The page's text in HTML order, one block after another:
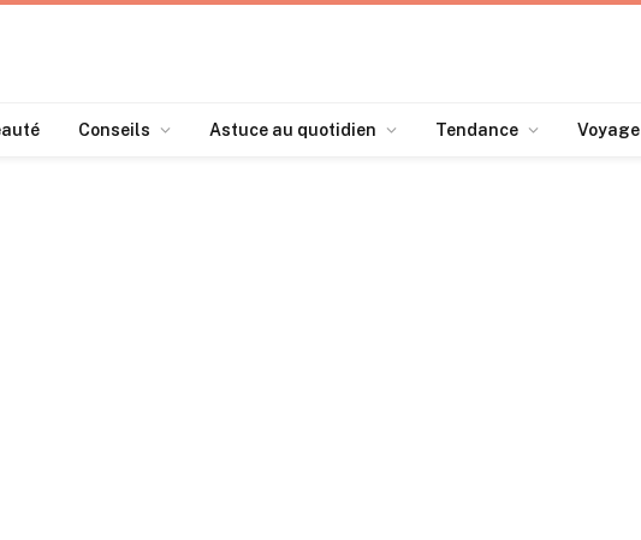
Conseils Astuce au quotidien Tendance Voyage